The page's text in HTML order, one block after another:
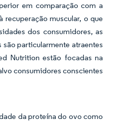
em comparação com a
muscular, o que
dos consumidores, as
particularmente atraentes
Nutrition estão focadas na
consumidores conscientes
da proteína do ovo como